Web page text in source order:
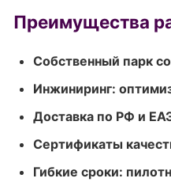
Преимущества
Собственный парк
Инжиниринг:
Доставка по РФ и
Сертификаты
Гибкие сроки: